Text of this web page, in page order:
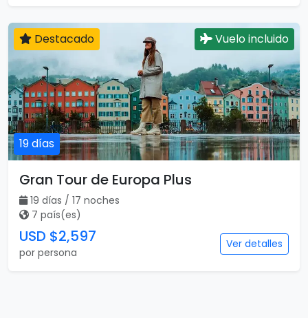
19 días
Destacado Vuelo incluido
Gran Tour de Europa Plus
19 días / 17 noches
7 país(es)
USD $2,597
por persona
Ver detalles